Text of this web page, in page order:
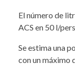
El número de
ACS en 50 l/
Se estima una
con un máximo